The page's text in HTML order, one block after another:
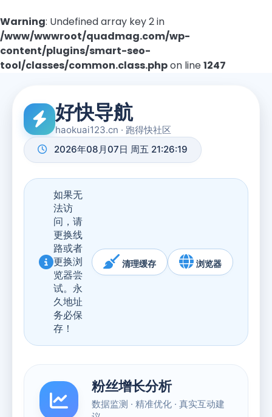
Warning: Undefined array key 2 in
/www/wwwroot/quadmag.com/wp-
content/plugins/smart-seo-
tool/classes/common.class.phpon line1247